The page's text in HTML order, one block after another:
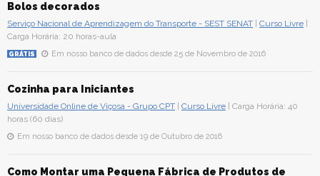
Bolos decorados
Serviço Nacional de Aprendizagem do Transporte - SEST SENAT Curso Livre
Carga Horária: 20 horas-aula
GRÁTIS Em nosso banco de dados desde 25 de Novembro de 2016
Cozinha para Iniciantes
Universidade Online de Viçosa - Grupo CPT Curso Livre | Carga Horária: 40
horas (60 dias)
Em nosso banco de dados desde 19 de Outubro de 2016
Como Montar uma Pequena Fábrica de Produtos de